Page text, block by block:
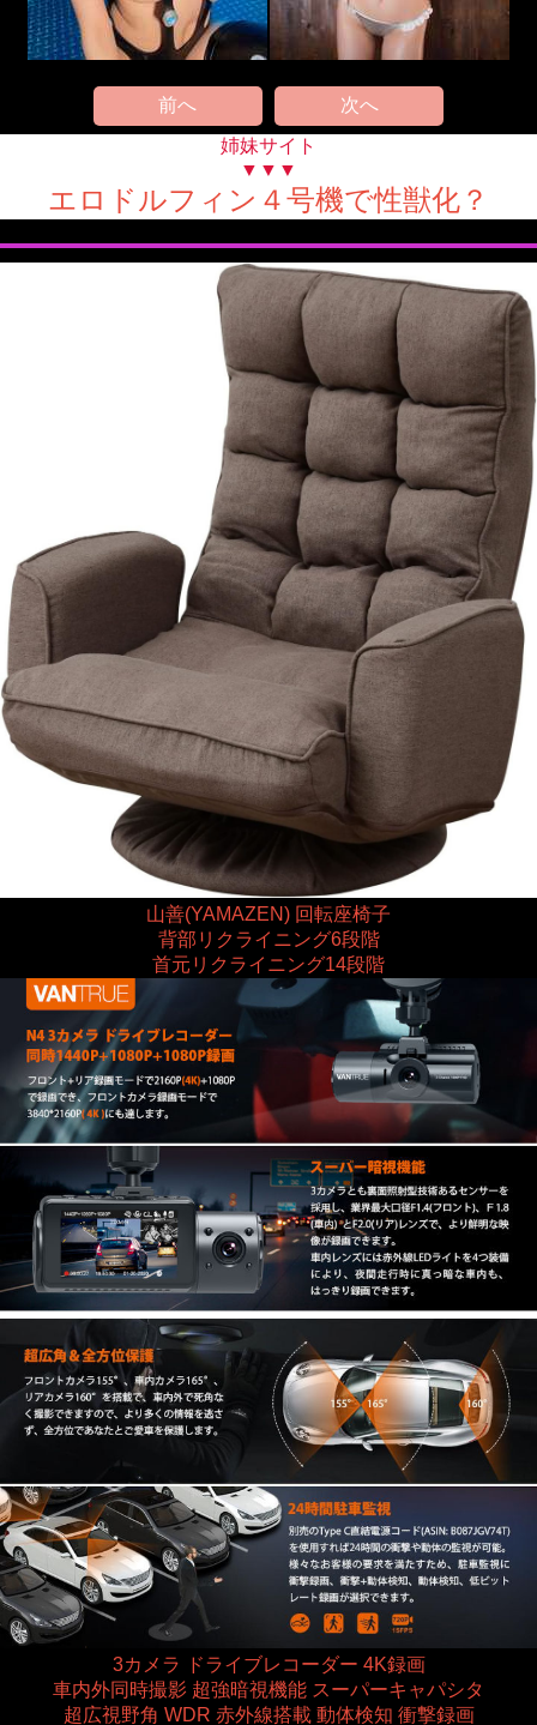
前へ
次へ
姉妹サイト
▼▼▼
エロドルフィン４号機で性獣化？
山善(YAMAZEN) 回転座椅子
背部リクライニング6段階
首元リクライニング14段階
3カメラ ドライブレコーダー 4K録画
車内外同時撮影 超強暗視機能 スーパーキャパシタ
超広視野角 WDR 赤外線搭載 動体検知 衝撃録画